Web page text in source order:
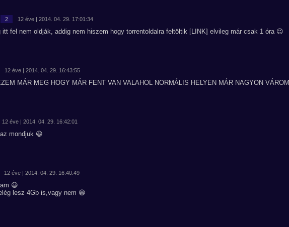
2 12 éve | 2014. 04. 29. 17:01:34
itt fel nem oldják, addig nem hiszem hogy torrentoldalra feltöltik [LINK] elvileg már csak 1 óra 😉
12 éve | 2014. 04. 29. 16:43:55
MÁR MEG HOGY MÁR FENT VAN VALAHOL NORMÁLIS HELYEN MÁR NAGYON VÁROM
12 éve | 2014. 04. 29. 16:42:01
mondjuk 😀
12 éve | 2014. 04. 29. 16:40:49
😃
lesz 4Gb is,vagy nem 😀